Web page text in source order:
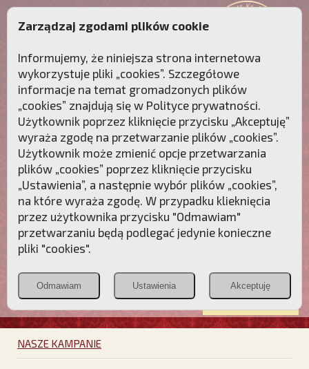
Przebudźmy sumienia Polaków!
Polonia
Christiana
PCh24.pl
Przymierze
POZNAJ APOSTOLAT FATIMY WESPRZYJ
NAS
NASZE KAMPANIE
Zarządzaj zgodami plików cookie
Informujemy, że niniejsza strona internetowa
wykorzystuje pliki „cookies”. Szczegółowe
informacje na temat gromadzonych plików
„cookies” znajdują się w Polityce prywatności.
Użytkownik poprzez kliknięcie przycisku „Akceptuję”
wyraża zgodę na przetwarzanie plików „cookies”.
Użytkownik może zmienić opcje przetwarzania
plików „cookies” poprzez kliknięcie przycisku
„Ustawienia”, a następnie wybór plików „cookies”,
na które wyraża zgodę. W przypadku klieknięcia
przez użytkownika przycisku "Odmawiam"
przetwarzaniu będą podlegać jedynie konieczne
pliki "cookies".
Odmawiam Ustawienia Akceptuję